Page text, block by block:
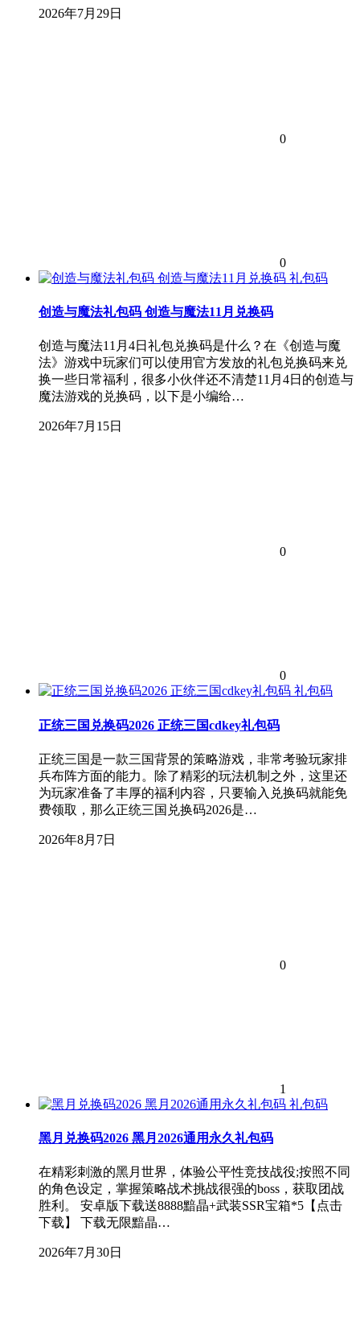
2026年7月29日
0
0
礼包码
创造与魔法礼包码 创造与魔法11月兑换码
创造与魔法11月4日礼包兑换码是什么？在《创造与魔
法》游戏中玩家们可以使用官方发放的礼包兑换码来兑
换一些日常福利，很多小伙伴还不清楚11月4日的创造与
魔法游戏的兑换码，以下是小编给…
2026年7月15日
0
0
礼包码
正统三国兑换码2026 正统三国cdkey礼包码
正统三国是一款三国背景的策略游戏，非常考验玩家排
兵布阵方面的能力。除了精彩的玩法机制之外，这里还
为玩家准备了丰厚的福利内容，只要输入兑换码就能免
费领取，那么正统三国兑换码2026是…
2026年8月7日
0
1
礼包码
黑月兑换码2026 黑月2026通用永久礼包码
在精彩刺激的黑月世界，体验公平性竞技战役;按照不同
的角色设定，掌握策略战术挑战很强的boss，获取团战
胜利。 安卓版下载送8888黯晶+武装SSR宝箱*5【点击
下载】 下载无限黯晶…
2026年7月30日